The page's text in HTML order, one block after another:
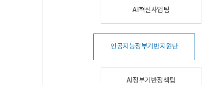
AI혁신사업팀
인공지능정부기반지원단
AI정부기반정책팀